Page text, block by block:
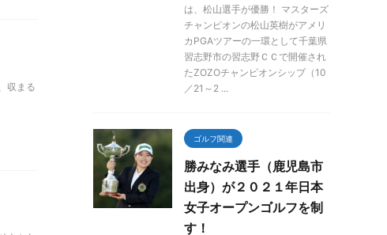
収まる
は、松山選手が優勝！ マスターズ
チャンピオンの松山英樹がアメリ
カPGAツアーの一環として千葉県
習志野市の習志野ＣＣで開催され
たZOZOチャンピオンシップ（10
／21～2 ...
ゴルフ関連
勝みなみ選手（鹿児島市
出身）が２０２１年日本
女子オープンゴルフを制
す！